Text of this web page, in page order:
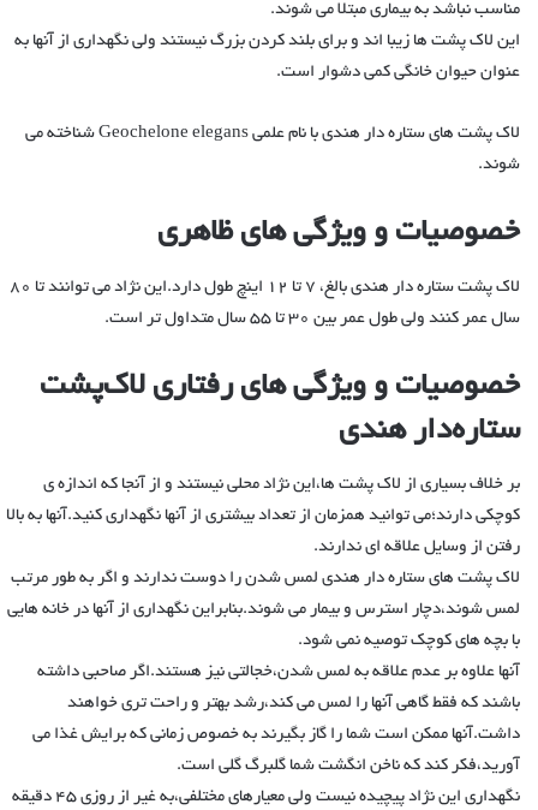
مناسب نباشد به بیماری مبتلا می شوند.
این لاک پشت ها زیبا اند و برای بلند کردن بزرگ نیستند ولی نگهداری از آنها به
عنوان حیوان خانگی کمی دشوار است.
لاک پشت های ستاره دار هندی با نام علمی Geochelone elegans شناخته می
شوند.
خصوصیات و ویژگی های ظاهری
لاک پشت ستاره دار هندی بالغ، ۷ تا ۱۲ اینچ طول دارد.این نژاد می توانند تا ۸۰
سال عمر کنند ولی طول عمر بین ۳۰ تا ۵۵ سال متداول تر است.
خصوصیات و ویژگی های رفتاری لاک‌پشت
ستاره‌دار هندی
بر خلاف بسیاری از لاک پشت ها،این نژاد محلی نیستند و از آنجا که اندازه ی
کوچکی دارند؛می توانید همزمان از تعداد بیشتری از آنها نگهداری کنید.آنها به بالا
رفتن از وسایل علاقه ای ندارند.
لاک پشت های ستاره دار هندی لمس شدن را دوست ندارند و اگر به طور مرتب
لمس شوند،دچار استرس و بیمار می شوند.بنابراین نگهداری از آنها در خانه هایی
با بچه های کوچک توصیه نمی شود.
آنها علاوه بر عدم علاقه به لمس شدن،خجالتی نیز هستند.اگر صاحبی داشته
باشند که فقط گاهی آنها را لمس می کند،رشد بهتر و راحت تری خواهند
داشت.آنها ممکن است شما را گاز بگیرند به خصوص زمانی که برایش غذا می
آورید،فکر کند که ناخن انگشت شما گلبرگ گلی است‌.
نگهداری این نژاد پیچیده نیست ولی معیارهای مختلفی،به غیر از روزی ۴۵ دقیقه